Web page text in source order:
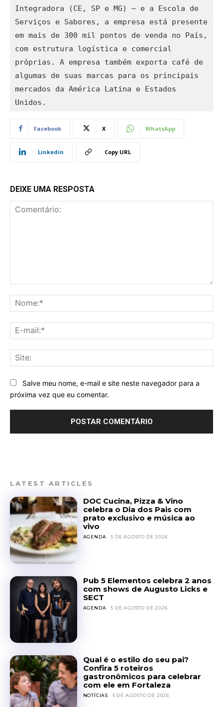
Integradora (CE, SP e MG) – e a Escola de
Serviços e Sabores, a empresa está presente
em mais de 300 mil pontos de venda no País,
com estrutura logística e comercial
próprias. A empresa também exporta café de
algumas de suas marcas para os principais
mercados da América Latina e Estados
Unidos.
Facebook X WhatsApp
Linkedin Copy URL
DEIXE UMA RESPOSTA
Salve meu nome, e-mail e site neste navegador para a
próxima vez que eu comentar.
LATEST ARTICLES
DOC Cucina, Pizza & Vino
celebra o Dia dos Pais com
prato exclusivo e música ao
vivo
AGENDA 5 DE AGOSTO DE 2026
Pub 5 Elementos celebra 2 anos
com shows de Augusto Licks e
SECT
AGENDA 5 DE AGOSTO DE 2026
Qual é o estilo do seu pai?
Confira 5 roteiros
gastronômicos para celebrar
com ele em Fortaleza
NOTÍCIAS 5 DE AGOSTO DE 2026